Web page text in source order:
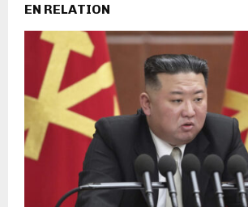
EN RELATION